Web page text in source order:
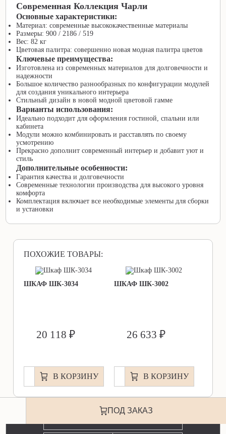
Современная Коллекция Чарли
Основные характеристики:
Материал: современные высококачественные материалы
Размеры: 900 / 2186 / 519
Вес: 82 кг
Цветовая палитра: совершенно новая модная палитра цветов
Ключевые преимущества:
Изготовлена из современных материалов для долговечности и
надежности
Большое количество разнообразных по конфигурации модулей
для создания уникального интерьера
Стильный дизайн в новой модной цветовой гамме
Варианты использования:
Идеально подходит для оформления гостиной, спальни или
кабинета
Модули можно комбинировать и расставлять по своему
усмотрению
Прекрасно дополнит современный интерьер и добавит уют и
стиль
Дополнительные особенности:
Гарантия качества и долговечности
Современные технологии производства для высокого уровня
комфорта
Комплектация включает все необходимые элементы для сборки
и установки
ПОХОЖИЕ ТОВАРЫ:
ШКАФ ШК-3034
В КОРЗИНУ
ШКАФ ШК-3002
В КОРЗИНУ
ПОД ЗАКАЗ